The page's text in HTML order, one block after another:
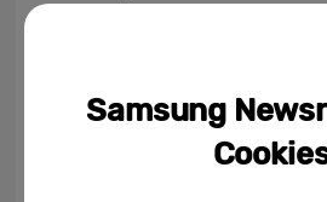
Geschäftsbereich DS
indessen auf die
Samsung